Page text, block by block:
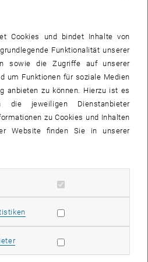
Bild
© Laura & Dhan
& Electronic Engineering ist die TU
Photonik, Optoelektronische
Systeme trägt
bei.
von Informationen über
Cookies und bindet Inhalte von
Funktionalität unserer
sowie die Zugriffe auf unserer
um Funktionen für soziale Medien
anbieten zu können. Hierzu ist es
die jeweiligen Dienstanbieter
zu Cookies und Inhalten
Website finden Sie in unserer
Cookies zulassen
Statistik Cookies zulassen
Marketing Cookies zulassen